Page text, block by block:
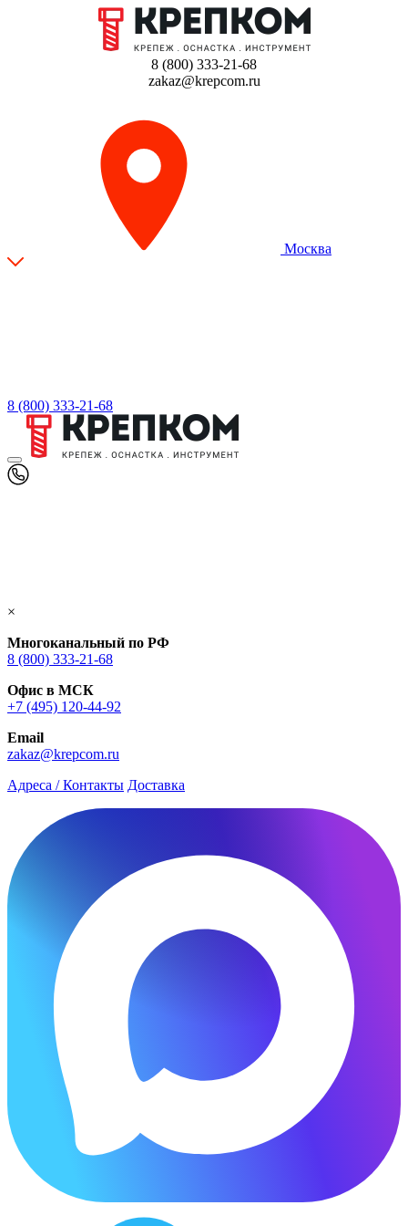
8 (800) 333-21-68
zakaz@krepcom.ru
Москва
8 (800) 333-21-68
×
Многоканальный по РФ
8 (800) 333‑21-68
Офис в МСК
+7 (495) 120-44-92
Email
zakaz@krepcom.ru
Адреса / Контакты Доставка